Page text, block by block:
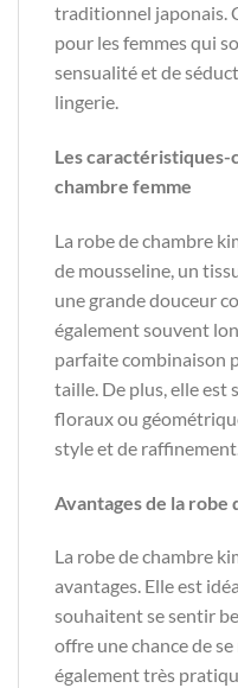
traditionnel japonais.
pour les femmes qui
sensualité et de
lingerie.
Les caractéristiques-
chambre femme
La robe de chambre
de mousseline, un
une grande douceur
également souvent
parfaite combinaison
taille. De plus, elle est
floraux ou
style et de raffinement.
Avantages de la
La robe de chambre
avantages. Elle est
souhaitent se sentir
offre une chance de
également très